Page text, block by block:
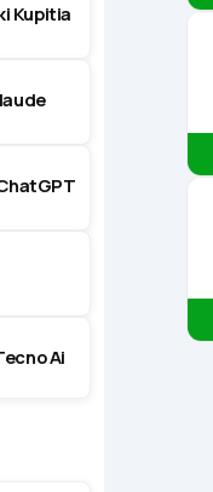
Kupitia
Ai